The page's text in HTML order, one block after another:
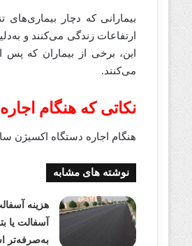
بیمارانی که دچار
ارتفاعات زندگی می‌کنند و
این، برخی از بیماران که پس
می‌کنند.
نکاتی که هنگام
هنگام اجاره دستگاه اکسیژن
نوشته های مشابه
آسفالت یا
به‌صرفه‌تر